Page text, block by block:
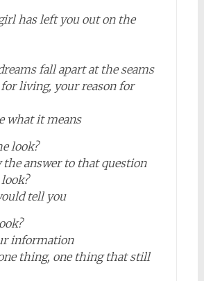
has left you out on the
fall apart at the seams
for living, your reason for
what it means
look?
the answer to that question
look?
tell you
information
one thing, one thing that still